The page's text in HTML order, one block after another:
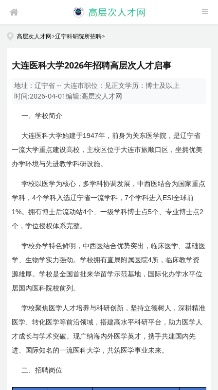
高层次人才网>辽宁科研院所招聘>
大连医科大学2026年招聘高层次人才启事
地址：辽宁省 -- 大连市职位： 见正文学历：博士及以上
时间:2026-04-01编辑:高层次人才网
一、学校简介
大连医科大学始建于1947年，前身为关东医学院，是辽宁省
一流大学重点建设高校，主校区位于大连市旅顺口区，坐拥优美
办学环境与先进教学科研设施。
学校以医学为核心，多学科协调发展，中西医结合为国家重点
学科，4个学科入选辽宁省一流学科，7个学科进入 ESI全球前
1%。拥有博士后流动站4个、一级学科博士点5个、专业博士点2
个，学位授权体系完整。
学校办学特色鲜明，中西医结合优势突出，临床医学、基础医
学、生物学实力强劲。学校拥有直属附属医院4所，临床教学资
源雄厚。学校是全国首批来华留学示范基地，国际化办学水平位
居国内医科院校前列。
学校聚焦医学人才培养与科研创新，坚持立德树人，深耕精准
医学、转化医学等前沿领域，搭建高水平科研平台，助力医学人
才成长与学术突破。现广纳海内外医学英才，携手共建国内先
进、国际知名的一流医科大学，共筑医学事业未来。
二、招聘岗位